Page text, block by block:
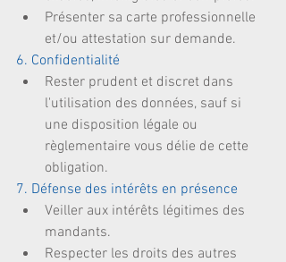
Présenter sa carte professionnelle
et/ou attestation sur demande.
6. Confidentialité
Rester prudent et discret dans
l'utilisation des données, sauf si
une disposition légale ou
règlementaire vous délie de cette
obligation.
7. Défense des intérêts en présence
Veiller aux intérêts légitimes des
mandants.
Respecter les droits des autres